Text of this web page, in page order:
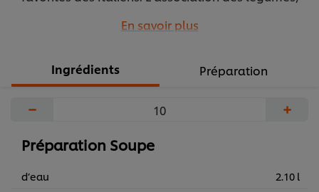
En savoir plus
Ingrédients Préparation
− +
Préparation Soupe
d’eau
2.10 l